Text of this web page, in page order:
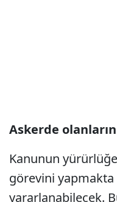
Askerde
Kanunun
görevini
yararlanabilecek.